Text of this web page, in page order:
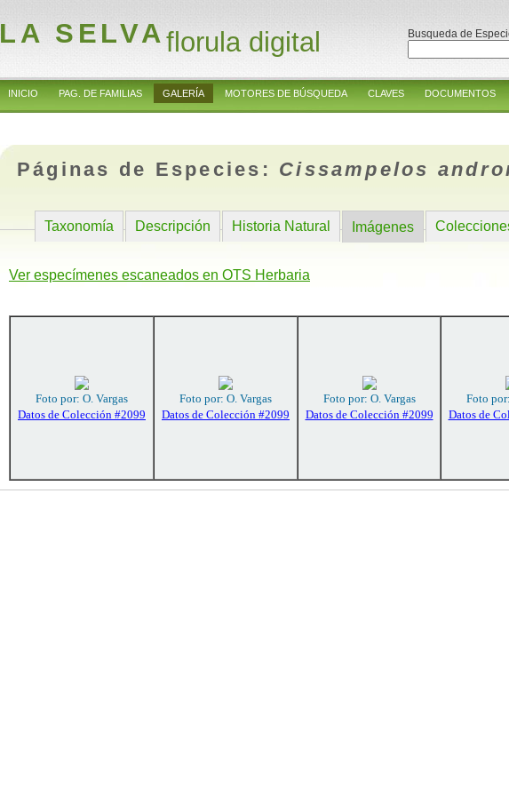
LA SELVAflorula digital Busqueda de
INICIO PAG. DE FAMILIAS GALERÍA MOTORES DE BÚSQUEDA CLAVES DOCUMENTOS
Páginas de Especies: Cissampelos
Taxonomía Descripción Historia Natural Imágenes
Ver especímenes escaneados en OTS Herbaria
Foto por: O. Vargas
Datos de Colección #2099
Foto por: O. Vargas
Datos de Colección #2099
Foto por: O. Vargas
Datos de Colección #2099
Foto
Datos de